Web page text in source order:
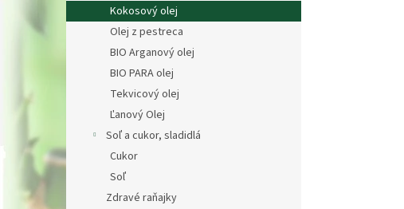
Kokosový olej
Olej z pestreca
BIO Arganový olej
BIO PARA olej
Tekvicový olej
Ľanový Olej
Soľ a cukor, sladidlá
Cukor
Soľ
Zdravé raňajky